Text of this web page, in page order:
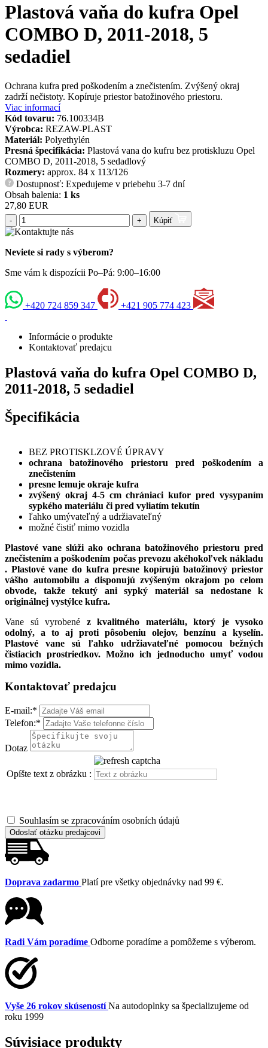
Plastová vaňa do kufra Opel
COMBO D, 2011-2018, 5
sedadiel
Ochrana kufra pred poškodením a znečistením. Zvýšený okraj
zadrží nečistoty. Kopíruje priestor batožinového priestoru.
Viac informací
Kód tovaru: 76.100334B
Výrobca: REZAW-PLAST
Materiál: Polyethylén
Presná špecifikácia: Plastová vana do kufru bez protiskluzu Opel
COMBO D, 2011-2018, 5 sedadlový
Rozmery: approx. 84 x 113/126
?
Dostupnosť: Expedujeme v priebehu 3-7 dní
Obsah balenia: 1 ks
27,80 EUR
- + Kúpiť
Neviete si rady s výberom?
Sme vám k dispozícii Po–Pá: 9:00–16:00
+420 724 859 347 +421 905 774 423
Informácie o produkte
Kontaktovať predajcu
Plastová vaňa do kufra Opel COMBO D,
2011-2018, 5 sedadiel
Špecifikácia
BEZ PROTISKLZOVÉ ÚPRAVY
ochrana batožinového priestoru pred poškodením a
znečistením
presne lemuje okraje kufra
zvýšený okraj 4-5 cm chrániaci kufor pred vysypaním
sypkého materiálu či pred vyliatím tekutín
ľahko umývateľný a udržiavateľný
možné čistiť mimo vozidla
Plastové vane slúži ako ochrana batožinového priestoru pred
znečistením a poškodením počas prevozu akéhokoľvek nákladu
. Plastové vane do kufra presne kopírujú batožinový priestor
vášho automobilu a disponujú zvýšeným okrajom po celom
obvode, takže tekutý ani sypký materiál sa nedostane k
originálnej vystýlce kufra.
Vane sú vyrobené z kvalitného materiálu, ktorý je vysoko
odolný, a to aj proti pôsobeniu olejov, benzínu a kyselín.
Plastové vane sú ľahko udržiavateľné pomocou bežných
čistiacich prostriedkov. Možno ich jednoducho umyť vodou
mimo vozidla.
Kontaktovať predajcu
E-mail:*
Telefon:*
Dotaz
Opíšte text z obrázku :
Souhlasím se zpracováním osobních údajů
Odoslať otázku predajcovi
Doprava zadarmo Platí pre všetky objednávky nad 99 €.
Radi Vám poradíme Odborne poradíme a pomôžeme s výberom.
Vyše 26 rokov skúseností Na autodoplnky sa špecializujeme od
roku 1999
Súvisiace produkty